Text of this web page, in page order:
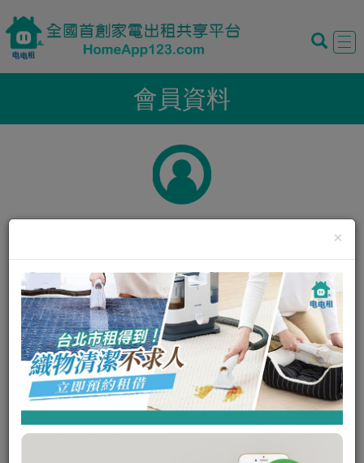
會員資料
暱稱: Nika Chang
性別: 男
我的評價: 0 0
我的狀態: 正常
未回應次數: 0
取消次數: 0
×